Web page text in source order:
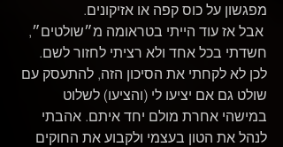
מפגשון על כוס קפה או אזיקונים.
אבל אז עוד הייתי בטראומה מ״שולטים״,
חשדתי בכל אחד ולא רציתי לחזור לשם.
לכן לא לקחתי את הסיכון הזה, להתעסק עם
שולט גם אם יציעו לי (והציעו) לשלוט
במישהי אחרת מולם יחד איתם. אהבתי
לנהל את הטון בעצמי ולקבוע את החוקים